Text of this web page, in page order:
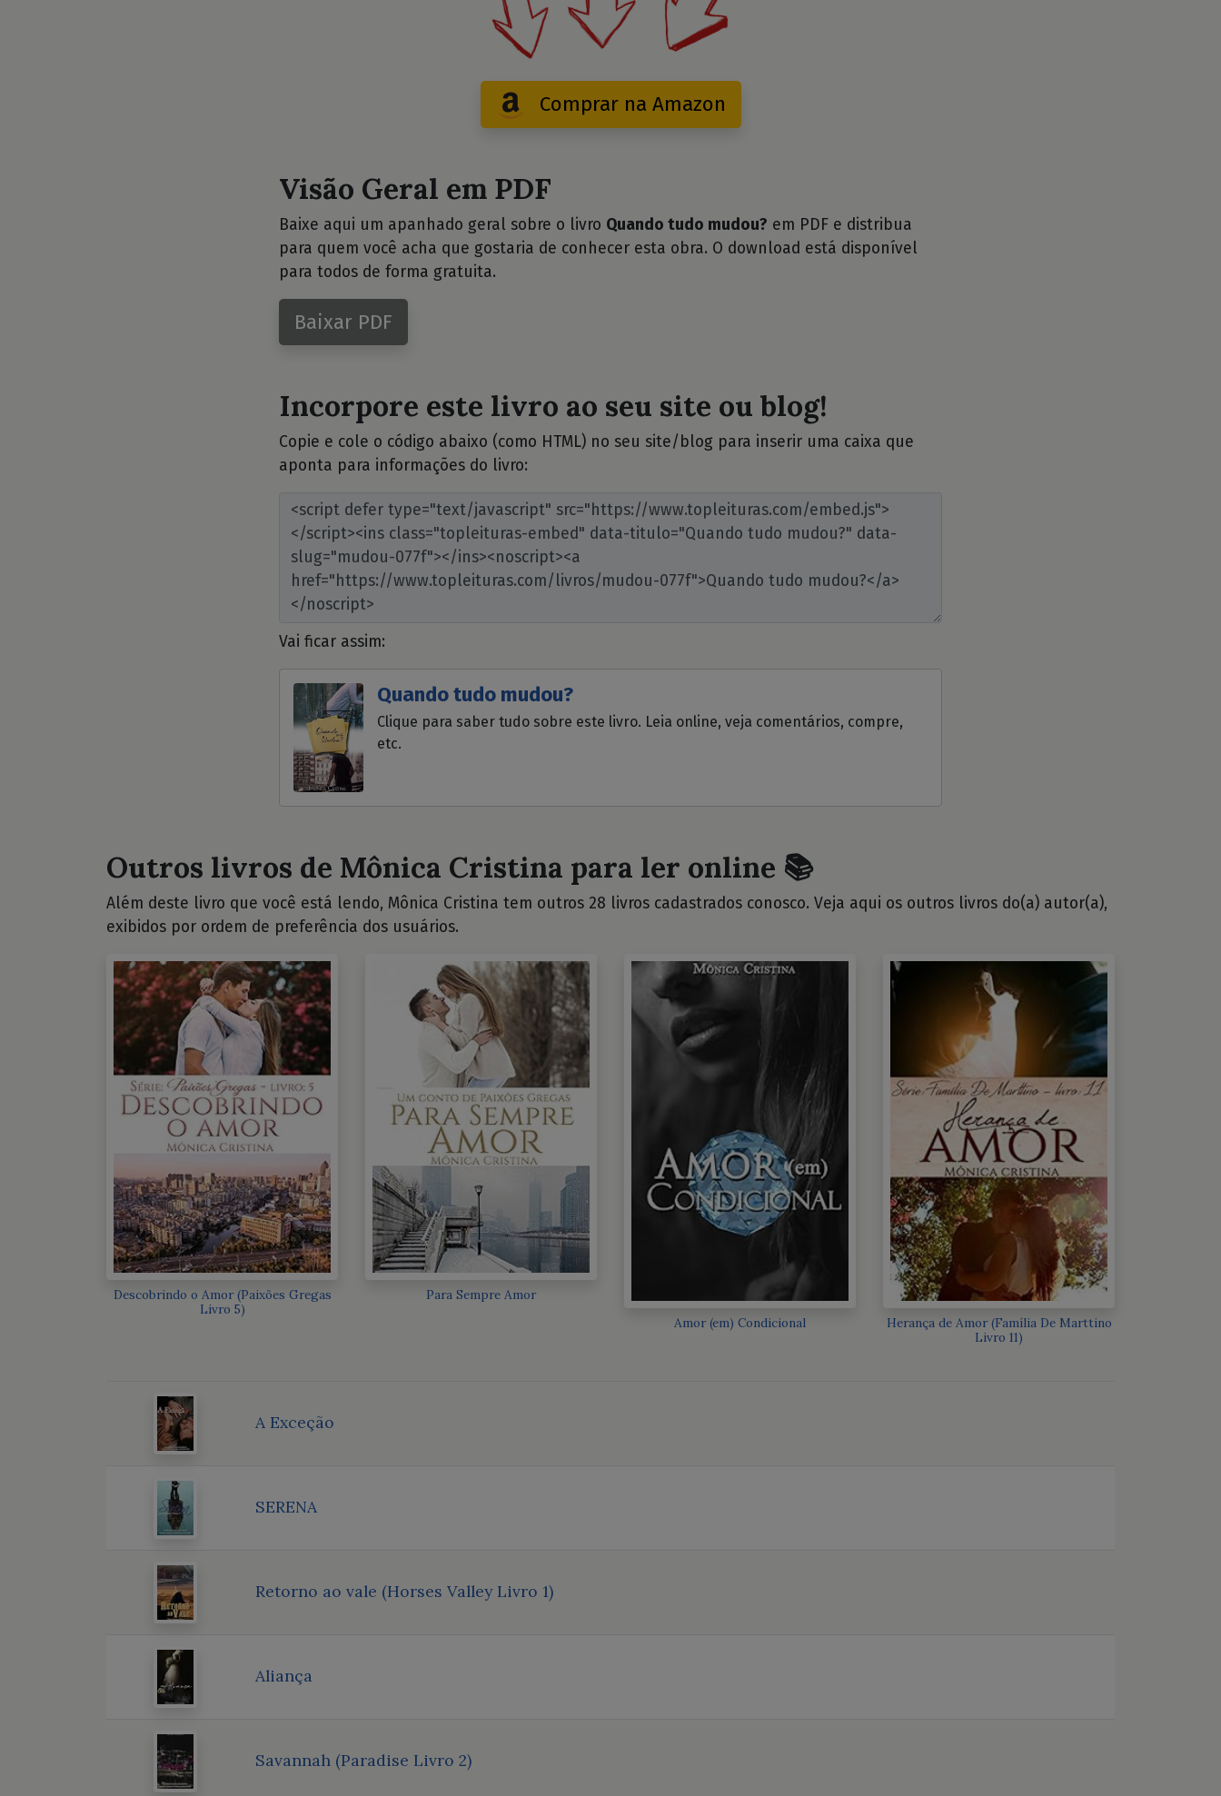
Comprar na Amazon
Visão Geral em PDF
Baixe aqui um apanhado geral sobre o livro Quando tudo mudou? em PDF e distribua
para quem você acha que gostaria de conhecer esta obra. O download está disponível
para todos de forma gratuita.
Baixar PDF
Incorpore este livro ao seu site ou blog!
Copie e cole o código abaixo (como HTML) no seu site/blog para inserir uma caixa que
aponta para informações do livro:
Vai ficar assim:
Quando tudo mudou?
Clique para saber tudo sobre este livro. Leia online, veja comentários, compre,
etc.
Outros livros de Mônica Cristina para ler online 📚
Além deste livro que você está lendo, Mônica Cristina tem outros 28 livros cadastrados conosco. Veja aqui os outros livros do(a) autor(a),
exibidos por ordem de preferência dos usuários.
Descobrindo o Amor (Paixões Gregas
Livro 5)
Para Sempre Amor
Amor (em) Condicional
Herança de Amor (Família De Marttino
Livro 11)
A Exceção
SERENA
Retorno ao vale (Horses Valley Livro 1)
Aliança
Savannah (Paradise Livro 2)